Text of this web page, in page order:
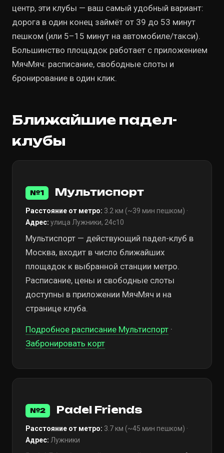
центр, эти клубы — ваш самый удобный вариант:
дорога в один конец займёт от 39 до 53 минут
пешком (или 5–15 минут на автомобиле/такси).
Большинство площадок работает с приложением
МячМяч: расписание, свободные слоты и
бронирование в один клик.
Ближайшие падел-
клубы
№1 Мультиспорт
Расстояние от метро: 3.2 км (~39 мин пешком) ·
Адрес: улица Лужники, 24с10
Мультиспорт — действующий падел-клуб в
Москва, входит в число ближайших
площадок к выбранной станции метро.
Расписание, цены и свободные слоты
доступны в приложении МячМяч и на
странице клуба.
Подробное расписание Мультиспорт ·
Забронировать корт
№2 Padel Friends
Расстояние от метро: 3.7 км (~45 мин пешком) ·
Адрес: Лужники